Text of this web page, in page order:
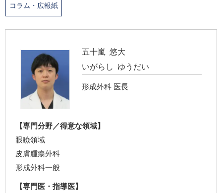
コラム・広報紙
五十嵐 悠大
いがらし ゆうだい
形成外科 医長
【専門分野／得意な領域】
眼瞼領域
皮膚腫瘍外科
形成外科一般
【専門医・指導医】